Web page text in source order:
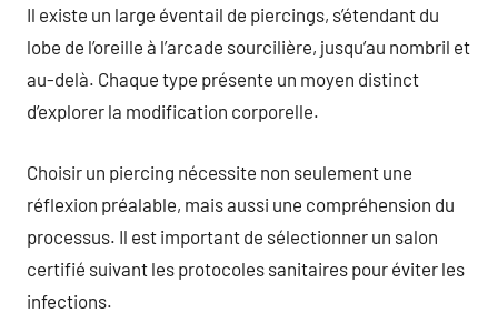
Il existe un large éventail de piercings, s’étendant du
lobe de l’oreille à l’arcade sourcilière, jusqu’au nombril et
au-delà. Chaque type présente un moyen distinct
d’explorer la modification corporelle.
Choisir un piercing nécessite non seulement une
réflexion préalable, mais aussi une compréhension du
processus. Il est important de sélectionner un salon
certifié suivant les protocoles sanitaires pour éviter les
infections.